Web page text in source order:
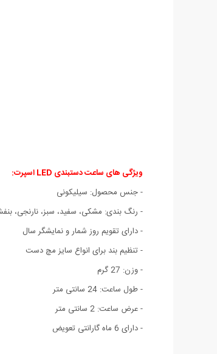
ویژگی های ساعت دستبندی LED اسپرت:
- جنس محصول: سیلیکونی
- رنگ بندی: مشکی، سفید، سبز، نارنجی،
- دارای تقویم روز شمار و نمایشگر سال
- تنظیم بند برای انواع سایز مچ دست
- وزن: 27 گرم
- طول ساعت: 24 سانتی متر
- عرض ساعت: 2 سانتی متر
- دارای 6 ماه گارانتی تعویض